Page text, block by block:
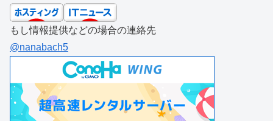
もし情報提供などの場合の連絡先
@nanabach5